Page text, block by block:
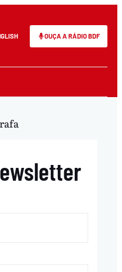
OUÇA A RÁDIO BDF